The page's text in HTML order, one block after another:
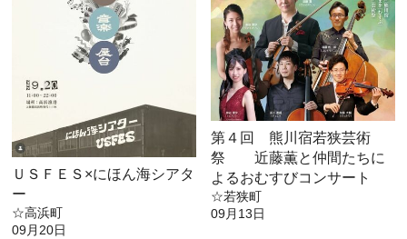
ＵＳＦＥＳ×にほん海シアタ
ー
☆高浜町
09月20日
第４回 熊川宿若狭芸術
祭 近藤薫と仲間たちに
よるおむすびコンサート
☆若狭町
09月13日